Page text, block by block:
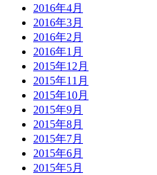
2016年4月
2016年3月
2016年2月
2016年1月
2015年12月
2015年11月
2015年10月
2015年9月
2015年8月
2015年7月
2015年6月
2015年5月